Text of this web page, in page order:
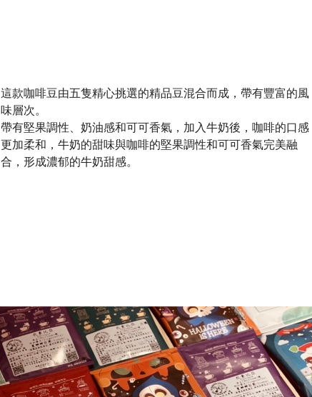
這款咖啡豆由五隻精心挑選的精品豆混合而成，帶有豐富的風
味層次。
帶有堅果調性、奶油感和可可香氣，加入牛奶後，咖啡的口感
更加柔和，牛奶的甜味與咖啡的堅果調性和可可香氣完美融
合，形成濃郁的牛奶甜感。